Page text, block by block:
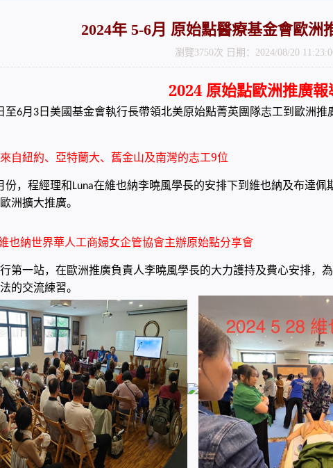
2024年 5-6月 原始點醫療基金會歐洲
瀏覽3750次 日期：2024/08/20
2024 原始點歐洲推廣報
至6月3日美國基金會執行長帶領北美原始點菁英團隊志工到歐洲推
自紐約、亞特蘭大、舊金山及南灣的志工9位
份，程經理和Luna在維也納李曉風學長的安排下到維也納及布達
洲擴大推廣。
也納世界華人工商婦女企管協會主辦原始點分享會
第一站，在歐洲推廣負責人李曉風學長的大力護持及費心安排，
的交流練習。